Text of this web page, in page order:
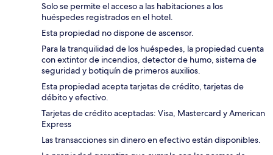
Solo se permite el acceso a las habitaciones a los
huéspedes registrados en el hotel.
Esta propiedad no dispone de ascensor.
Para la tranquilidad de los huéspedes, la propiedad cuenta
con extintor de incendios, detector de humo, sistema de
seguridad y botiquín de primeros auxilios.
Esta propiedad acepta tarjetas de crédito, tarjetas de
débito y efectivo.
Tarjetas de crédito aceptadas: Visa, Mastercard y American
Express
Las transacciones sin dinero en efectivo están disponibles.